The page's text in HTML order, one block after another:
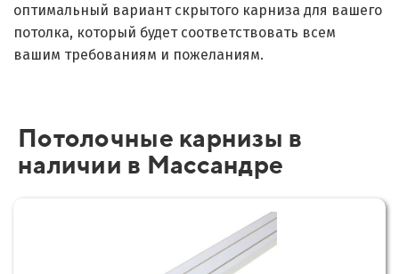
оптимальный вариант скрытого карниза для вашего
потолка, который будет соответствовать всем
вашим требованиям и пожеланиям.
Потолочные карнизы в
наличии в Массандре